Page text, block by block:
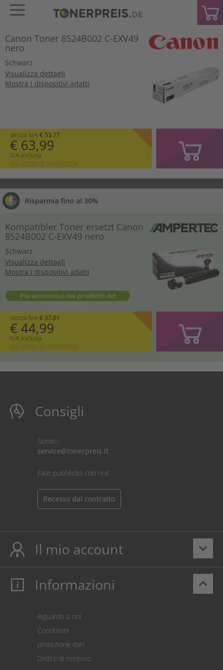
Canon Toner 8524B002 C-EXV49
nero
Schwarz
Visualizza dettagli
Mostra i dispositivi adatti
senza IVA€ 53,77
€ 63,99
IVA inclusa.
più spese di spedizione
Risparmia fino al 30%
Kompatibler Toner ersetzt Canon
8524B002 C-EXV49 nero
Schwarz
Visualizza dettagli
Mostra i dispositivi adatti
Più economico del prodotto del
produttore
senza IVA€ 37,81
€ 44,99
IVA inclusa.
più spese di spedizione
Consigli
Scrivici:
service@tonerpreis.it
Fate pubblicità con noi!
Recesso dal contratto
keyboard_arrow_down
Il mio account
Il mio account
Pagamento
Restituzione della merce
keyboard_arrow_up
Informazioni
Riguardo a noi
Condizioni
protezione dati
Diritto di recesso